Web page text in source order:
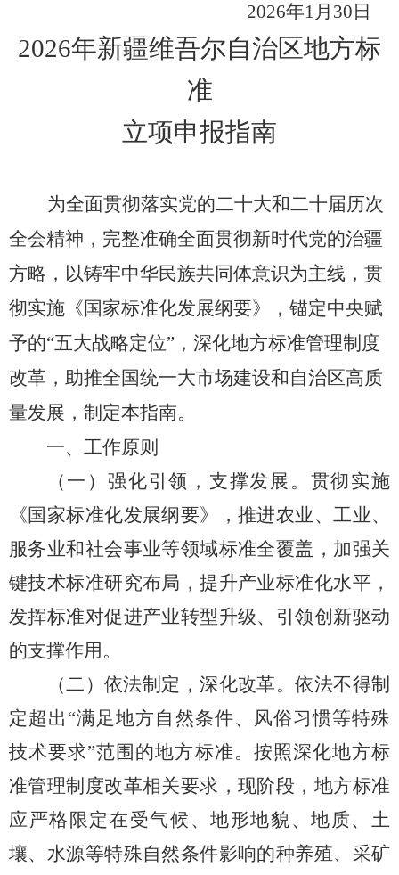
2026年1月 30 日
2026年新疆维吾尔自治区地方标
准
立项申报指南
为全面贯彻落实党的二十大和二十届历次
全会精神，完整准确全面贯彻新时代党的治疆
方略，以铸牢中华民族共同体意识为主线，贯
彻实施《国家标准化发展纲要》，锚定中央赋
予的“五大战略定位”， 深化地方标准管理制度
改革， 助推全国统一大市场建设和自治区高质
量发展 ，制定本指南。
一、 工作原则
（一） 强化引领，支撑发展。 贯彻实施
《国家标准化发展纲要》 ，推进农业、工业、
服务业和社会事业等领域标准全覆盖，加强关
键技术标准研究布局，提升产业标准化水平，
发挥标准对促进产业转型升级、引领创新驱动
的支撑作用。
（二）依法制定，深化改革。依法不得制
定超出 “满足地方自 然条件、风俗习惯等特殊
技术要求”范围的地方标准。 按照深化地方标
准管理制度改革相关要求，现阶段，地方标准
应严格限定在受气候、地形地貌、地质、土
壤、水源等特殊自然条件影响的种养殖、采矿